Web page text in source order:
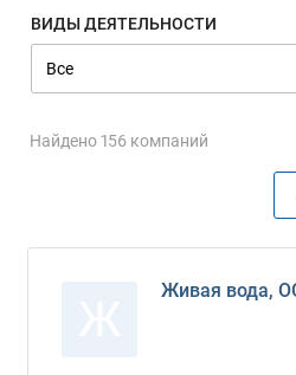
ВИДЫ ДЕЯТЕЛЬНОСТИ
Найдено 156 компаний
Живая вода,